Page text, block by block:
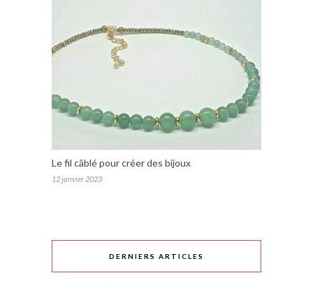
Le fil câblé pour créer des bijoux
12 janvier 2023
DERNIERS ARTICLES